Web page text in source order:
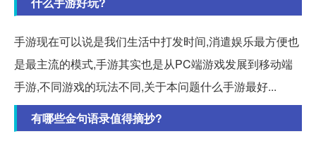
手游现在可以说是我们生活中打发时间,消遣娱乐最方便也
是最主流的模式,手游其实也是从PC端游戏发展到移动端
手游,不同游戏的玩法不同,关于本问题什么手游最好...
有哪些金句语录值得摘抄?